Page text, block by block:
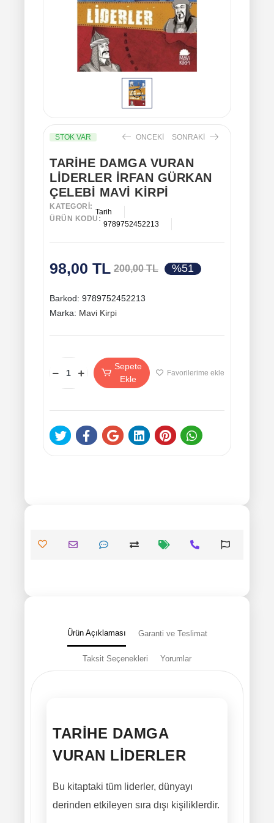
STOK VAR ONCEKI SONRAKI
TARIHE DAMGA VURAN
LIDERLER İRFAN GÜRKAN
ÇELEBI MAVI KIRPI
KATEGORI:
Tarih
ÜRÜN KODU:
9789752452213
98,00 TL 200,00 TL %51
Barkod: 9789752452213
Marka: Mavi Kirpi
Sepete
Ekle
Favorilerime ekle
Ürün Açıklaması Garanti ve Teslimat
Taksit Seçenekleri Yorumlar
TARIHE DAMGA
VURAN LIDERLER
Bu kitaptaki tüm liderler, dünyayı
derinden etkileyen sıra dışı kişiliklerdir.